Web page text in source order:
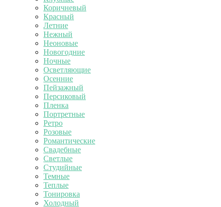
Коричневый
Красный
Летние
Нежный
Неоновые
Новогодние
Ночные
Осветляющие
Осенние
Пейзажный
Персиковый
Пленка
Портретные
Ретро
Розовые
Романтические
Свадебные
Светлые
Студийные
Темные
Теплые
Тонировка
Холодный